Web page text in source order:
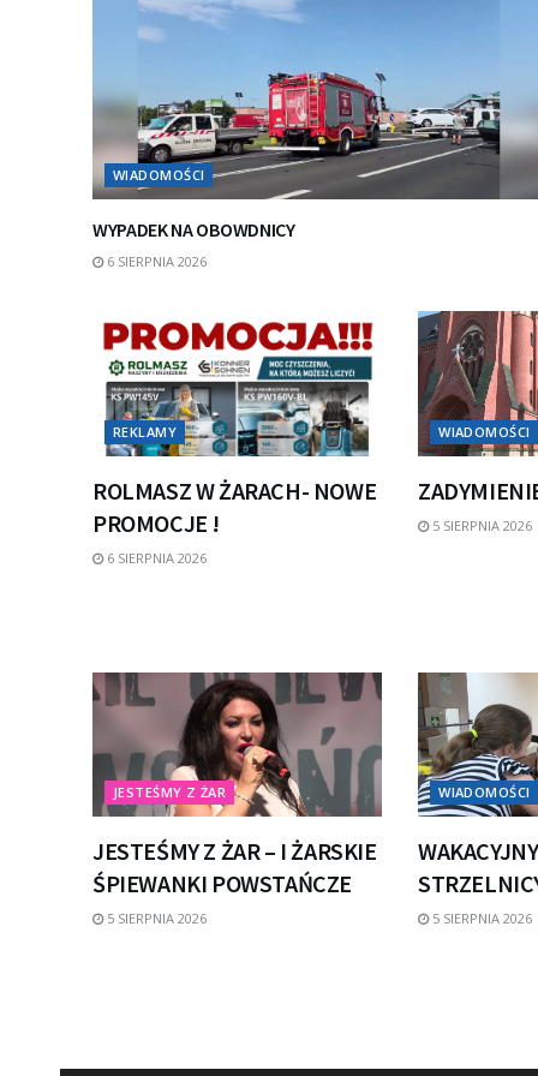
WIADOMOŚCI
WYPADEK NA OBOWDNICY
6 SIERPNIA 2026
REKLAMY
ROLMASZ W ŻARACH- NOWE
PROMOCJE !
6 SIERPNIA 2026
WIADOMOŚCI
5 SIERPNIA 2026
JESTEŚMY Z ŻAR
JESTEŚMY Z ŻAR – I ŻARSKIE
ŚPIEWANKI POWSTAŃCZE
5 SIERPNIA 2026
WIADOMOŚCI
5 SIERPNIA 2026